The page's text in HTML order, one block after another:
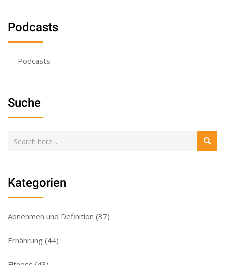
Podcasts
Podcasts
Suche
Kategorien
Abnehmen und Definition (37)
Ernährung (44)